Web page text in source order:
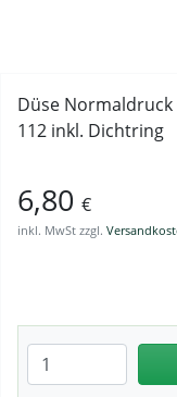
Düse Normaldruck
112 inkl. Dichtring
6,80 €
inkl. MwSt zzgl.
Anzahl eingeben